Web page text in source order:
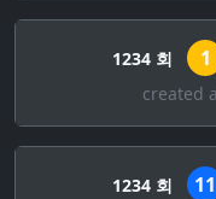
1234 회 1
created
1234 회 11